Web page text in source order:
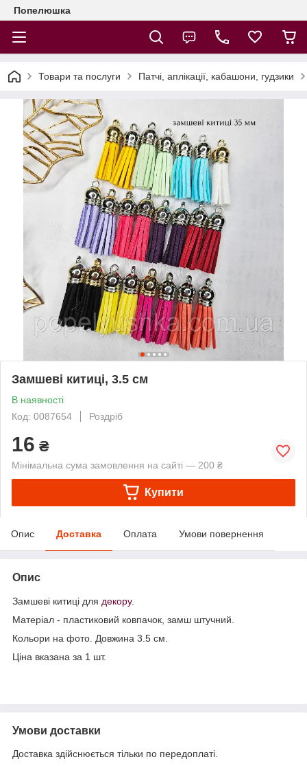
Попелюшка
Товари та послуги Патчі, аплікації, кабашони, гудзики
Замшеві китиці, 3.5 см
В наявності
Код: 0087654
Роздріб
16 ₴
Мінімальна сума замовлення на сайті — 200 ₴
Купити
Опис Доставка Оплата Умови повернення
Опис
Замшеві китиці для декору.
Матеріал - пластиковий ковпачок, замш штучний.
Кольори на фото. Довжина 3.5 см.
Ціна вказана за 1 шт.
Умови доставки
Доставка здійснюється тільки по передоплаті.